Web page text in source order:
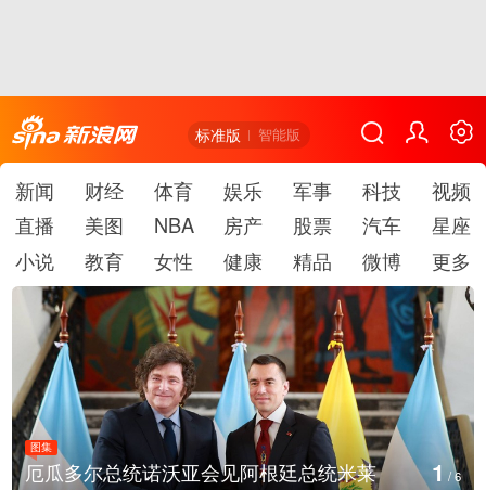
标准版 智能版
新闻 财经 体育 娱乐 军事 科技
视频
直播
美图 NBA 房产 股票 汽车
星座
小说
教育 女性 健康 精品 微博 更多
图集
厄瓜多尔总统诺沃亚会见阿根廷总统米莱 1/6